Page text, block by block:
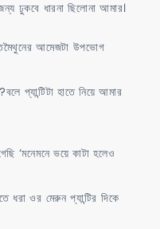
ঢুকবে ধারনা ছিলোনা আমার।
আমেজটা উপভোগ
প্যান্টিটা হাতে নিয়ে আমার
‘মনেমনে ভয়ে কাটা হলেও
ধরা ওর মেরুন প্যান্টির দিকে